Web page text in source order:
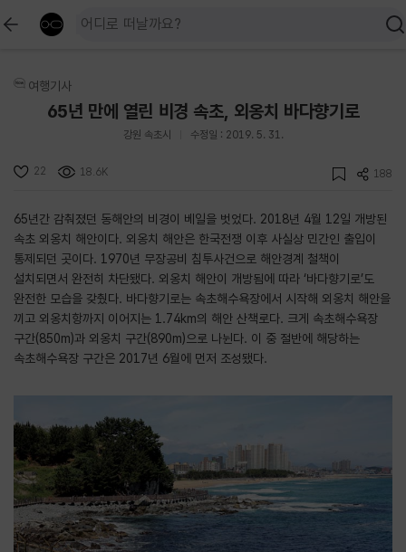
여행기사
65년 만에 열린 비경 속초, 외옹치 바다향기로
강원 속초시 수정일 : 2019. 5. 31.
22 18.6K 188
65년간 감춰졌던 동해안의 비경이 베일을 벗었다. 2018년 4월 12일 개방된
속초 외옹치 해안이다. 외옹치 해안은 한국전쟁 이후 사실상 민간인 출입이
통제되던 곳이다. 1970년 무장공비 침투사건으로 해안경계 철책이
설치되면서 완전히 차단됐다. 외옹치 해안이 개방됨에 따라 ‘바다향기로’도
완전한 모습을 갖췄다. 바다향기로는 속초해수욕장에서 시작해 외옹치 해안을
끼고 외옹치항까지 이어지는 1.74km의 해안 산책로다. 크게 속초해수욕장
구간(850m)과 외옹치 구간(890m)으로 나뉜다. 이 중 절반에 해당하는
속초해수욕장 구간은 2017년 6월에 먼저 조성됐다.